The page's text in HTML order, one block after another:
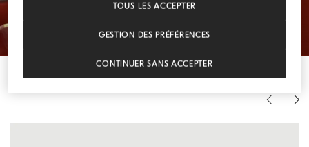
GESTION DES PRÉFÉRENCES
CONTINUER SANS ACCEPTER
TOUS LES ACCEPTER